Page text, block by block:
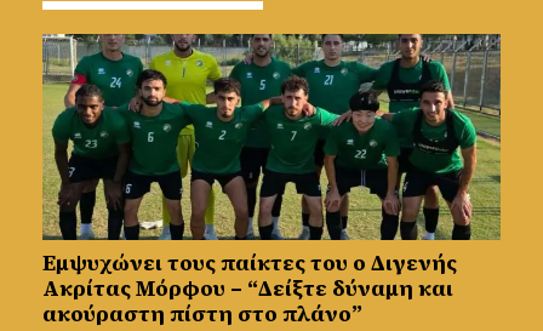
Εμψυχώνει τους παίκτες του ο Διγενής
Ακρίτας Μόρφου – “Δείξτε δύναμη και
ακούραστη πίστη στο πλάνο”